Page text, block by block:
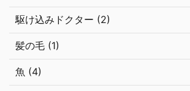
駆け込みドクター (2)
髪の毛 (1)
魚 (4)